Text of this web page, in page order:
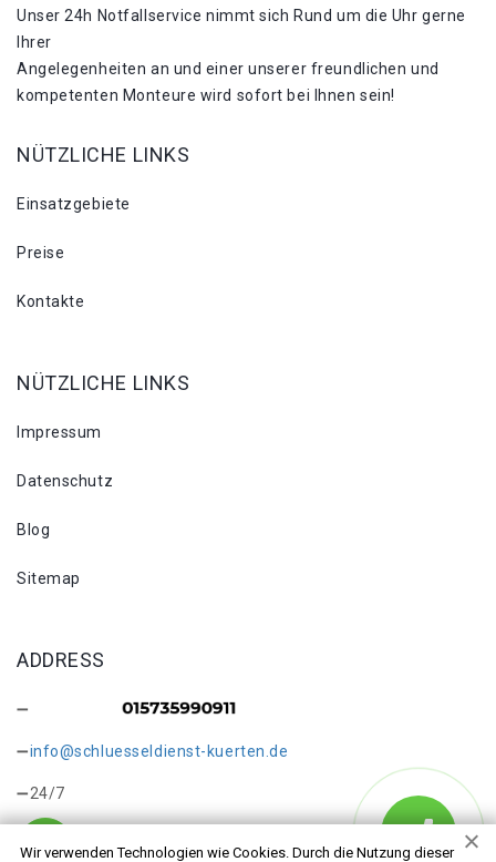
Wir verwenden Technologien wie Cookies. Durch die Nutzung dieser
Unser 24h Notfallservice nimmt sich Rund um die Uhr gerne
Ihrer
Angelegenheiten an und einer unserer freundlichen und
kompetenten Monteure wird sofort bei Ihnen sein!
NÜTZLICHE LINKS
Einsatzgebiete
Preise
Kontakte
NÜTZLICHE LINKS
Impressum
Datenschutz
Blog
Sitemap
ADDRESS
info@schluesseldienst-kuerten.de
24/7